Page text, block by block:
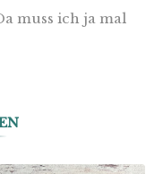
muss ich ja mal